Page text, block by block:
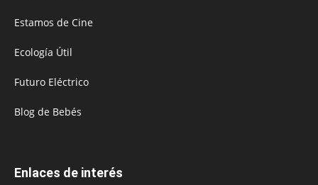
Estamos de Cine
Ecología Útil
Futuro Eléctrico
Blog de Bebés
Enlaces de interés